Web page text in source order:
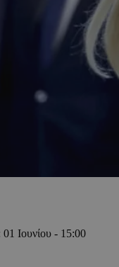
01 Ιουνίου - 15:00